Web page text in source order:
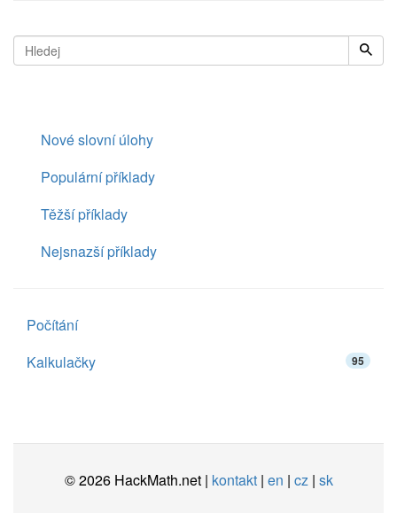
Nové slovní úlohy
Populární příklady
Těžší příklady
Nejsnazší příklady
Počítání
Kalkulačky
95
© 2026 HackMath.net | kontakt| en | cz| sk